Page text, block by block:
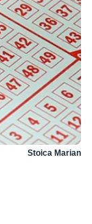
Stoica Marian